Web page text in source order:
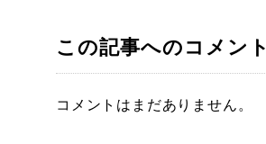
この記事へのコメント
コメントはまだありません。